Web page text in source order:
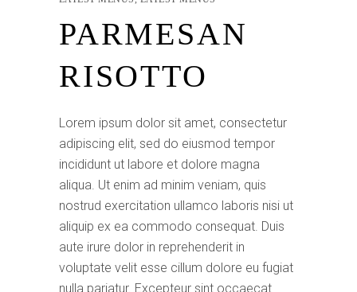
PARMESAN
RISOTTO
Lorem ipsum dolor sit amet, consectetur
adipiscing elit, sed do eiusmod tempor
incididunt ut labore et dolore magna
aliqua. Ut enim ad minim veniam, quis
nostrud exercitation ullamco laboris nisi ut
aliquip ex ea commodo consequat. Duis
aute irure dolor in reprehenderit in
voluptate velit esse cillum dolore eu fugiat
nulla pariatur. Excepteur sint occaecat